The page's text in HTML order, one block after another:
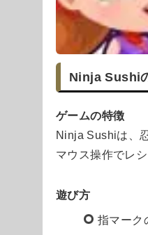
Ninja Sushi
ゲームの特徴
Ninja Sushiは、
マウス操作でレ
遊び方
指マーク